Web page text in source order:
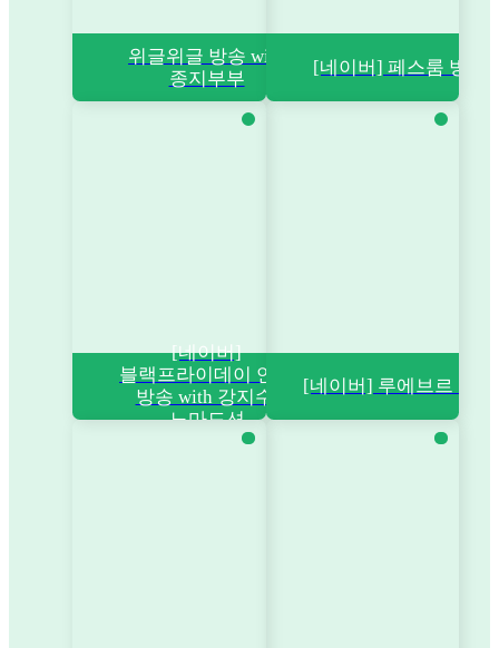
위글위글 방송 with
종지부부
[네이버] 페스룸 방송
[네이버]
블랙프라이데이 연합
방송 with 강지수,
노마드션
[네이버] 루에브르 숏폼